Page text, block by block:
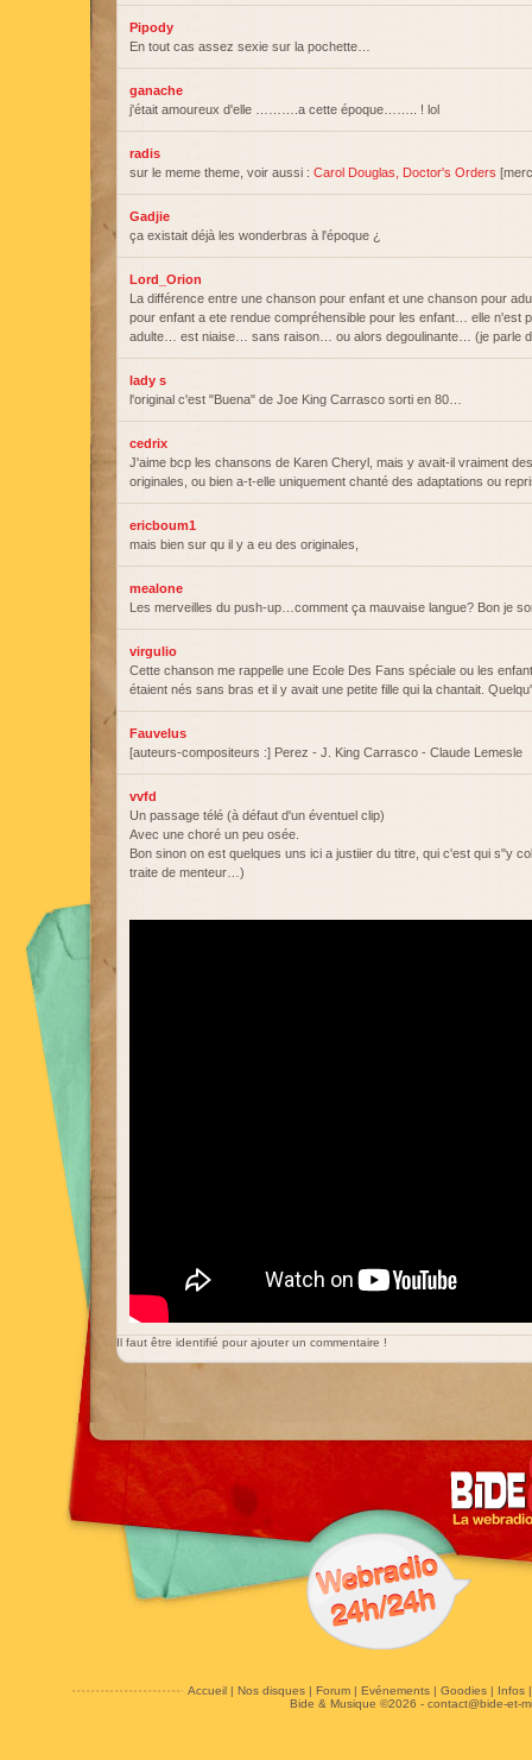
Pipody
En tout cas assez sexie sur la pochette…
ganache
j'était amoureux d'elle ……….a cette époque…….. ! lol
radis
sur le meme theme, voir aussi : Carol Douglas, Doctor's Orders
Gadjie
ça existait déjà les wonderbras à l'époque ¿
Lord_Orion
La différence entre une chanson pour enfant et une chanson pour
pour enfant a ete rendue compréhensible pour les enfant… elle n'est
adulte… est niaise… sans raison… ou alors degoulinante… (je parle
lady s
l'original c'est "Buena" de Joe King Carrasco sorti en 80…
cedrix
J'aime bcp les chansons de Karen Cheryl, mais y avait-il vraiment
originales, ou bien a-t-elle uniquement chanté des adaptations ou
ericboum1
mais bien sur qu il y a eu des originales,
mealone
Les merveilles du push-up…comment ça mauvaise langue? Bon je
virgulio
Cette chanson me rappelle une Ecole Des Fans spéciale ou les
étaient nés sans bras et il y avait une petite fille qui la chantait.
Fauvelus
[auteurs-compositeurs :] Perez - J. King Carrasco - Claude Lemesle
vvfd
Un passage télé (à défaut d'un éventuel clip)
Avec une choré un peu osée.
Bon sinon on est quelques uns ici a justiier du titre, qui c'est qui s"y
traite de menteur…)
Il faut être identifié pour ajouter un commentaire !
Accueil| Nos disques| Forum| Evénements| Goodies| Infos
Bide & Musique ©2026 - contact@bide-et-